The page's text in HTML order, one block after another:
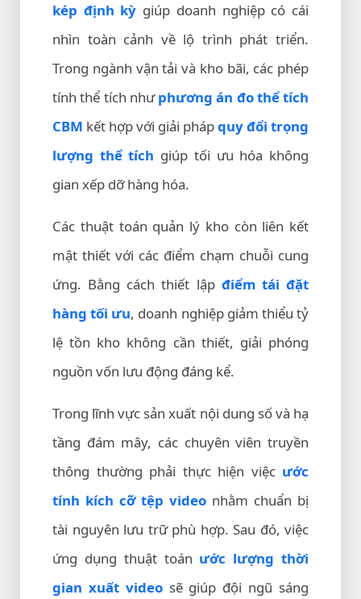
kép định kỳ giúp doanh nghiệp có cái
nhìn toàn cảnh về lộ trình phát triển.
Trong ngành vận tải và kho bãi, các phép
tính thể tích nhưphương án đo thể tích
CBM kết hợp với giải phápquy đổi trọng
lượng thể tích giúp tối ưu hóa không
gian xếp dỡ hàng hóa.
Các thuật toán quản lý kho còn liên kết
mật thiết với các điểm chạm chuỗi cung
ứng. Bằng cách thiết lập điểm tái đặt
hàng tối ưu, doanh nghiệp giảm thiểu tỷ
lệ tồn kho không cần thiết, giải phóng
nguồn vốn lưu động đáng kể.
Trong lĩnh vực sản xuất nội dung số và hạ
tầng đám mây, các chuyên viên truyền
thông thường phải thực hiện việc ước
tính kích cỡ tệp video nhằm chuẩn bị
tài nguyên lưu trữ phù hợp. Sau đó, việc
ứng dụng thuật toán ước lượng thời
gian xuất videosẽ giúp đội ngũ sáng